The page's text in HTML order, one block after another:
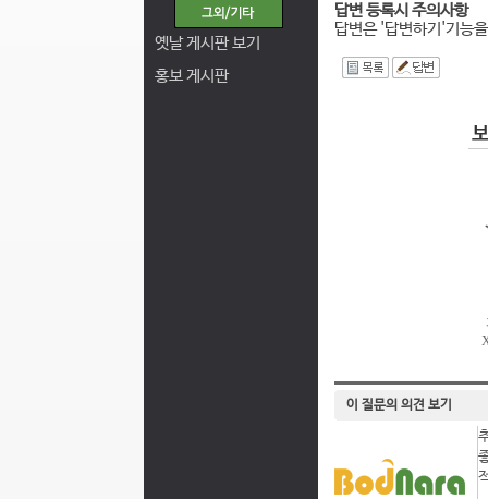
옛날 게시판 보기
홍보 게시판
답변 등록시 주의사항
답변은 '답변하기'기능
이 질문의 의견 보기